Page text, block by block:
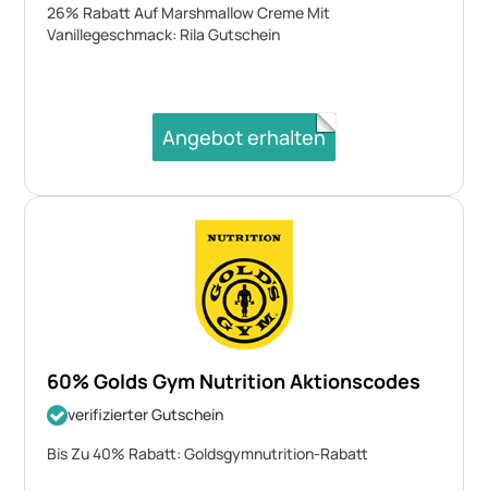
26% Rabatt Auf Marshmallow Creme Mit
Vanillegeschmack: Rila Gutschein
Angebot erhalten
60% Golds Gym Nutrition Aktionscodes
verifizierter Gutschein
Bis Zu 40% Rabatt: Goldsgymnutrition-Rabatt